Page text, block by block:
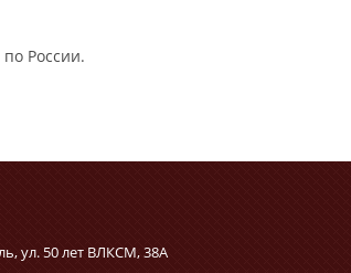
России.
ул. 50 лет ВЛКСМ, 38А